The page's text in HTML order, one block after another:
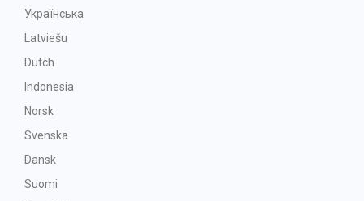
Українська
Latviešu
Dutch
Indonesia
Norsk
Svenska
Dansk
Suomi